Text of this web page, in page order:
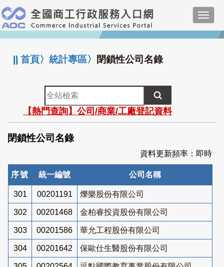
跳
到
主
要
:::
||首頁〉統計專區〉 閉鎖性公司名錄
全
站
檢
索
【熱門查詢】公司/商業/工廠登記資料
閉鎖性公司名錄
資料更新頻率：即時
序號 統一編號 公司名稱
301 00201191 爍樂股份有限公司
302 00201468 金柏睿投資股份有限公司
303 00201586 華允工程股份有限公司
304 00201642 保歐仕生醫股份有限公司